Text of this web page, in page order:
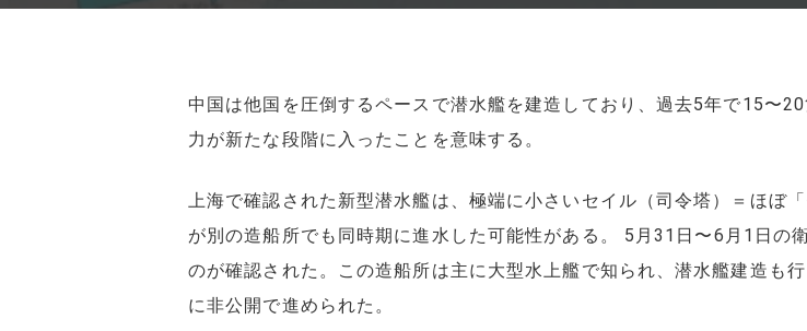
中国は他国を圧倒するペースで潜水艦を建造しており、過去5年で15〜
力が新たな段階に入ったことを意味する。
上海で確認された新型潜水艦は、極端に小さいセイル（司令塔）＝ほぼ
が別の造船所でも同時期に進水した可能性がある。 5月31日〜6月1日の
のが確認された。この造船所は主に大型水上艦で知られ、潜水艦建造も
に非公開で進められた。